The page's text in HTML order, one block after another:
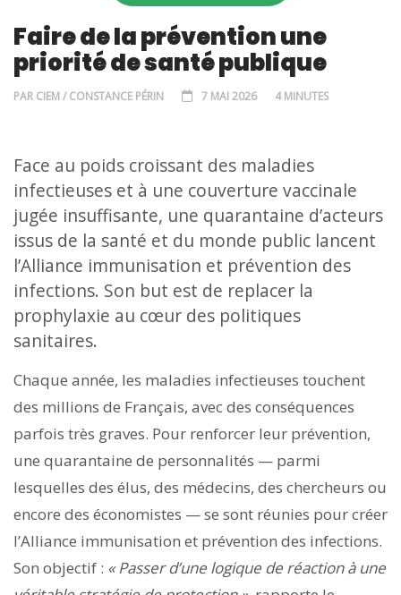
Faire de la prévention une
priorité de santé publique
PAR CIEM / CONSTANCE PÉRIN 7 MAI 2026 4 MINUTES
Face au poids croissant des maladies
infectieuses et à une couverture vaccinale
jugée insuffisante, une quarantaine d’acteurs
issus de la santé et du monde public lancent
l’Alliance immunisation et prévention des
infections. Son but est de replacer la
prophylaxie au cœur des politiques
sanitaires.
Chaque année, les maladies infectieuses touchent
des millions de Français, avec des conséquences
parfois très graves. Pour renforcer leur prévention,
une quarantaine de personnalités — parmi
lesquelles des élus, des médecins, des chercheurs ou
encore des économistes — se sont réunies pour créer
l’Alliance immunisation et prévention des infections.
Son objectif : « Passer d’une logique de réaction à une